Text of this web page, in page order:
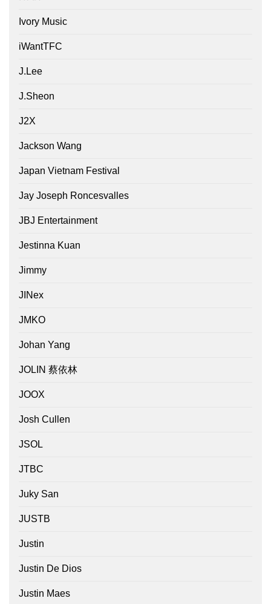
Ivory Music
iWantTFC
J.Lee
J.Sheon
J2X
Jackson Wang
Japan Vietnam Festival
Jay Joseph Roncesvalles
JBJ Entertainment
Jestinna Kuan
Jimmy
JINex
JMKO
Johan Yang
JOLIN 蔡依林
JOOX
Josh Cullen
JSOL
JTBC
Juky San
JUSTB
Justin
Justin De Dios
Justin Maes